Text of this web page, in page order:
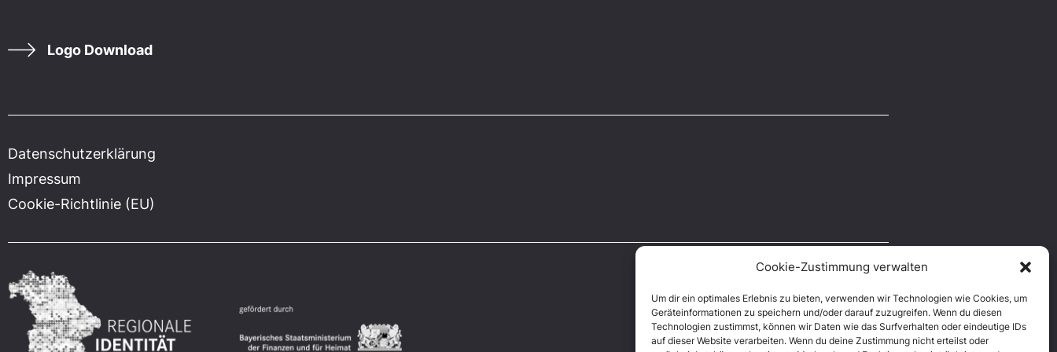
Cookie-Zustimmung verwalten
Um dir ein optimales Erlebnis zu bieten, verwenden wir Technologien wie Cookies, um
Geräteinformationen zu speichern und/oder darauf zuzugreifen. Wenn du diesen
Technologien zustimmst, können wir Daten wie das Surfverhalten oder eindeutige IDs
auf dieser Website verarbeiten. Wenn du deine Zustimmung nicht erteilst oder
Logo Download
Datenschutzerklärung
Impressum
Cookie-Richtlinie (EU)